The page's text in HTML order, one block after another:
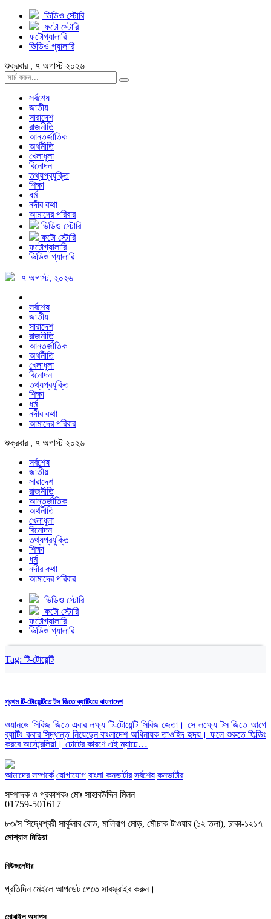
ভিডিও স্টোরি
ফটো স্টোরি
ফটোগ্যালারি
ভিডিও গ্যালারি
শুক্রবার , ৭ অগাস্ট ২০২৬
সর্বশেষ
জাতীয়
সারাদেশ
রাজনীতি
আন্তর্জাতিক
অর্থনীতি
খেলাধুলা
বিনোদন
তথ্যপ্রযুক্তি
শিক্ষা
ধর্ম
নদীর কথা
আমাদের পরিবার
ভিডিও স্টোরি
ফটো স্টোরি
ফটোগ্যালারি
ভিডিও গ্যালারি
| ৭ অগাস্ট, ২০২৬
সর্বশেষ
জাতীয়
সারাদেশ
রাজনীতি
আন্তর্জাতিক
অর্থনীতি
খেলাধুলা
বিনোদন
তথ্যপ্রযুক্তি
শিক্ষা
ধর্ম
নদীর কথা
আমাদের পরিবার
শুক্রবার , ৭ অগাস্ট ২০২৬
সর্বশেষ
জাতীয়
সারাদেশ
রাজনীতি
আন্তর্জাতিক
অর্থনীতি
খেলাধুলা
বিনোদন
তথ্যপ্রযুক্তি
শিক্ষা
ধর্ম
নদীর কথা
আমাদের পরিবার
ভিডিও স্টোরি
ফটো স্টোরি
ফটোগ্যালারি
ভিডিও গ্যালারি
Tag: টি-টোয়েন্টি
প্রথম টি-টোয়েন্টিতে টস জিতে ব্যাটিংয়ে বাংলাদেশ
ওয়ানডে সিরিজ জিতে এবার লক্ষ্য টি-টোয়েন্টি সিরিজ জেতা। সে লক্ষ্যে টস জিতে আগে
ব্যাটিং করার সিদ্ধান্ত নিয়েছেন বাংলাদেশ অধিনায়ক তাওহিদ হৃদয়। ফলে শুরুতে ফিল্ডিং
করবে অস্ট্রেলিয়া। চোটের কারণে এই ম্যাচে…
আমাদের সম্পর্কে যোগাযোগ বাংলা কনভার্টার সর্বশেষ কনভার্টার
সম্পাদক ও প্রকাশকঃ মোঃ সাহাবউদ্দিন মিলন
01759-501617
৮৩/স সিদ্ধেশ্বরী সার্কুলার রোড, মালিবাগ মোড়, মৌচাক টাওয়ার (১২ তলা), ঢাকা-১২১৭
সোশ্যাল মিডিয়া
নিউজলেটার
প্রতিদিন মেইলে আপডেট পেতে সাবস্ক্রাইব করুন।
মোবাইল অ্যাপস